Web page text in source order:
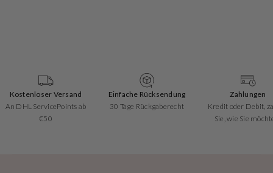
Kostenloser Versand
An DHL ServicePoints ab
€50
Einfache Rücksendung
30 Tage Rückgaberecht
Zahlungen
Kredit oder Debit,
Sie, wie Sie